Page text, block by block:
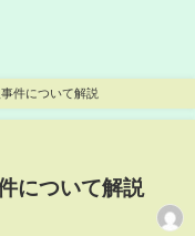
件について解説
について解説